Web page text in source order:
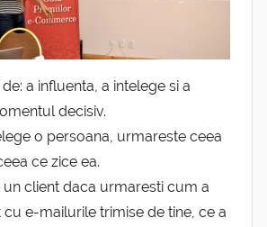
a influenta, a intelege si a
decisiv.
o persoana, urmareste ceea
ce zice ea.
un client daca urmaresti cum a
cu e-mailurile trimise de tine, ce a